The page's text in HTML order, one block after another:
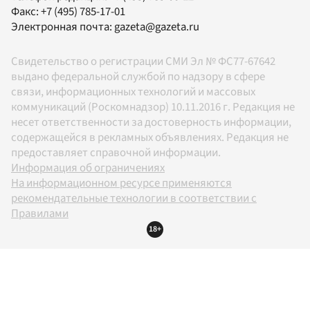
Факс:+7 (495) 785-17-01
Электронная почта: gazeta@gazeta.ru
Свидетельство о регистрации СМИ Эл № ФС77-67642
выдано федеральной службой по надзору в сфере
связи, информационных технологий и массовых
коммуникаций (Роскомнадзор) 10.11.2016 г. Редакция не
несет ответственности за достоверность информации,
содержащейся в рекламных объявлениях. Редакция не
предоставляет справочной информации.
Информация об ограничениях
На информационном ресурсе применяются
рекомендательные технологии в соответствии с
Правилами
18+